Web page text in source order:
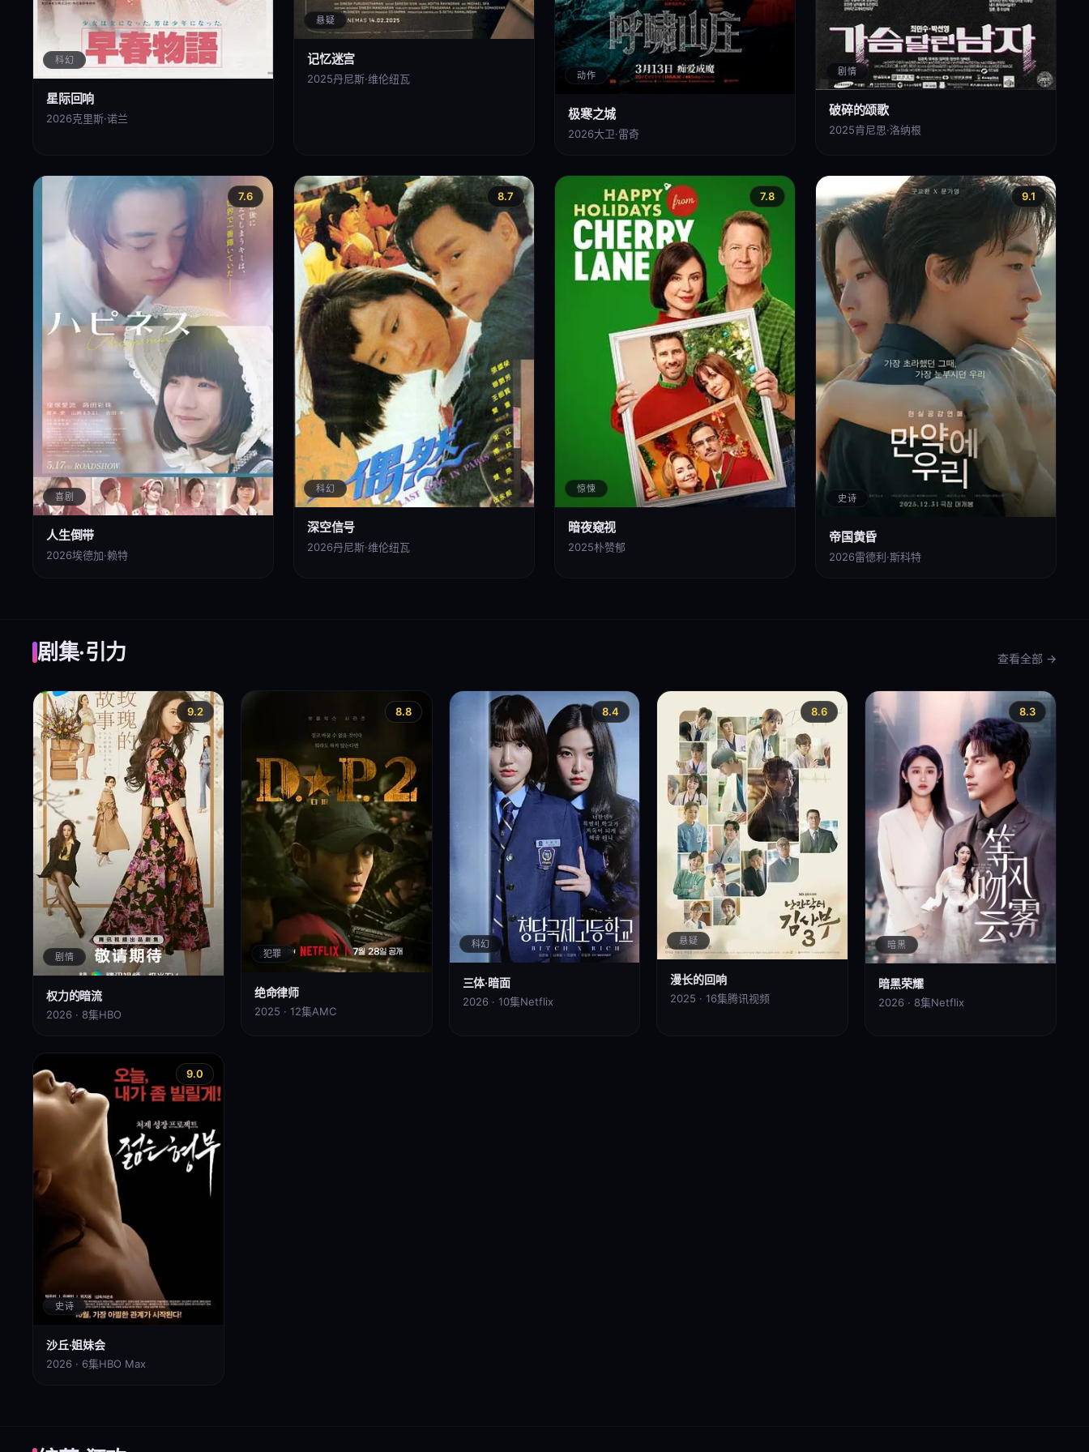
科幻
星际回响
2026克里斯·诺兰
悬疑
记忆迷宫
2025丹尼斯·维伦纽瓦 动作
极寒之城
2026大卫·雷奇
剧情
破碎的颂歌
2025肯尼思·洛纳根
7.6
喜剧
人生倒带
2026埃德加·赖特
8.7
科幻
深空信号
2026丹尼斯·维伦纽瓦
7.8
惊悚
暗夜窥视
2025朴赞郁
9.1
史诗
帝国黄昏
2026雷德利·斯科特
剧集·引力 查看全部 →
9.2
剧情
权力的暗流
2026 · 8集HBO
8.8
犯罪
绝命律师
2025 · 12集AMC
8.4
科幻
三体·暗面
2026 · 10集Netflix
8.6
悬疑
漫长的回响
2025 · 16集腾讯视频
8.3
暗黑
暗黑荣耀
2026 · 8集Netflix
9.0
史诗
沙丘·姐妹会
2026 · 6集HBO Max